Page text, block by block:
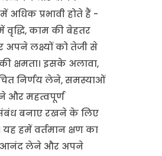
अधिक प्रभावी होते हैं -
वृद्धि, काम की बेहतर
अपने लक्ष्यों को तेजी से
क्षमता। इसके अलावा,
निर्णय लेने, समस्याओं
और महत्वपूर्ण
बनाए रखने के लिए
हमें वर्तमान क्षण का
आनंद लेने और अपने